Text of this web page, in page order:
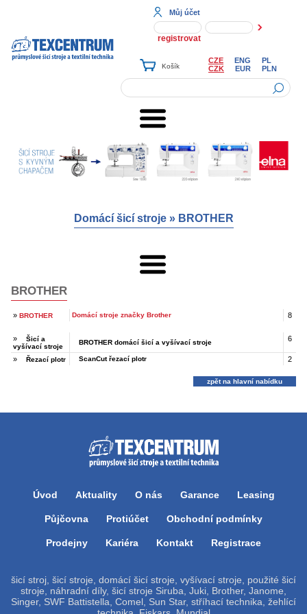
Můj účet
registrovat
CZE ENG
PL
CZK
EUR PLN
Domácí šicí stroje» BROTHER
BROTHER
» BROTHER Domácí stroje značky Brother 8
»
Šicí a
vyšívací stroje
BROTHER domácí šicí a vyšívací stroje 6
» Řezací plotr ScanCut řezací plotr 2
zpět na hlavní nabídku
Úvod Aktuality O nás Garance Leasing
Půjčovna Protiúčet Obchodní podmínky
Prodejny Kariéra Kontakt Registrace
šicí stroj, šicí stroje, domácí šicí stroje, vyšívací stroje, použité šicí
stroje, náhradní díly, šicí stroje Siruba, Juki, Brother, Janome,
Singer, SWF Battistella, Comel, Sun Star, stříhací technika, žehlící